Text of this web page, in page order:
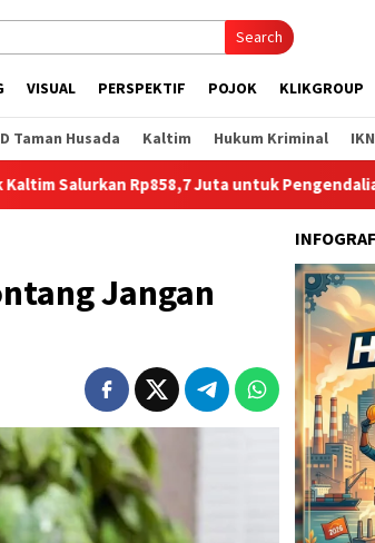
Search
VISUAL PERSPEKTIF POJOK KLIKGROUP
Taman Husada Kaltim Hukum Kriminal
Rp858,7 Juta untuk Pengendalian Stunting
Jangan